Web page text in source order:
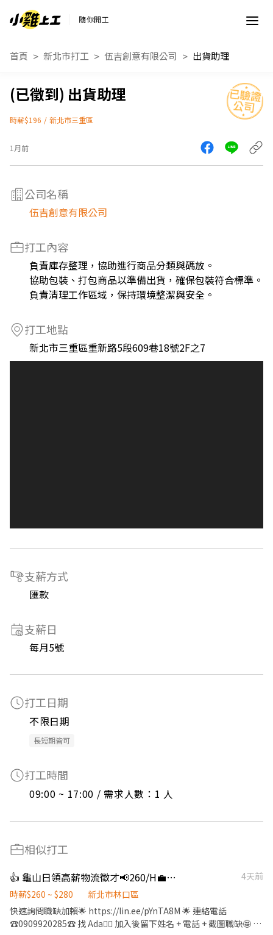
隨你開工
首頁 新北市打工 伍吉創意有限公司 出貨助理
出貨助理
時薪$196 / 新北市三重區
1月前
公司名稱
伍吉創意有限公司
打工內容
負責庫存整理，協助進行商品分類與碼放。
協助包裝、打包商品以準備出貨，確保包裝符合標準。
負責清理工作區域，保持環境整潔與安全。
打工地點
新北市三重區重新路5段609巷18號2F之7
支薪方式
匯款
支薪日
每月5號
打工日期
不限日期
長短期皆可
打工時間
09:00 ~ 17:00 / 需求人數：1 人
相似打工
👍 龜山日領高薪物流徵才📢260/H💼立即上班
4天前
時薪$260 ~ $280
新北市林口區
快速詢問職缺加賴🌟 https://lin.ee/pYnTA8M 🌟 連絡電話
☎️0909920285☎️ 找 Ada🙋‍♀ 加入後留下姓名 + 電話 + 截圖職缺🤩 🈚️